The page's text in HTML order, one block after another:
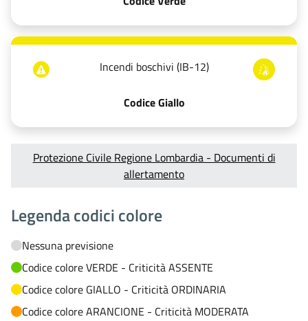
Incendi boschivi (IB-12)
Codice Giallo
Protezione Civile Regione Lombardia - Documenti di
allertamento
Legenda codici colore
Nessuna previsione
Codice colore VERDE - Criticità ASSENTE
Codice colore GIALLO - Criticità ORDINARIA
Codice colore ARANCIONE - Criticità MODERATA